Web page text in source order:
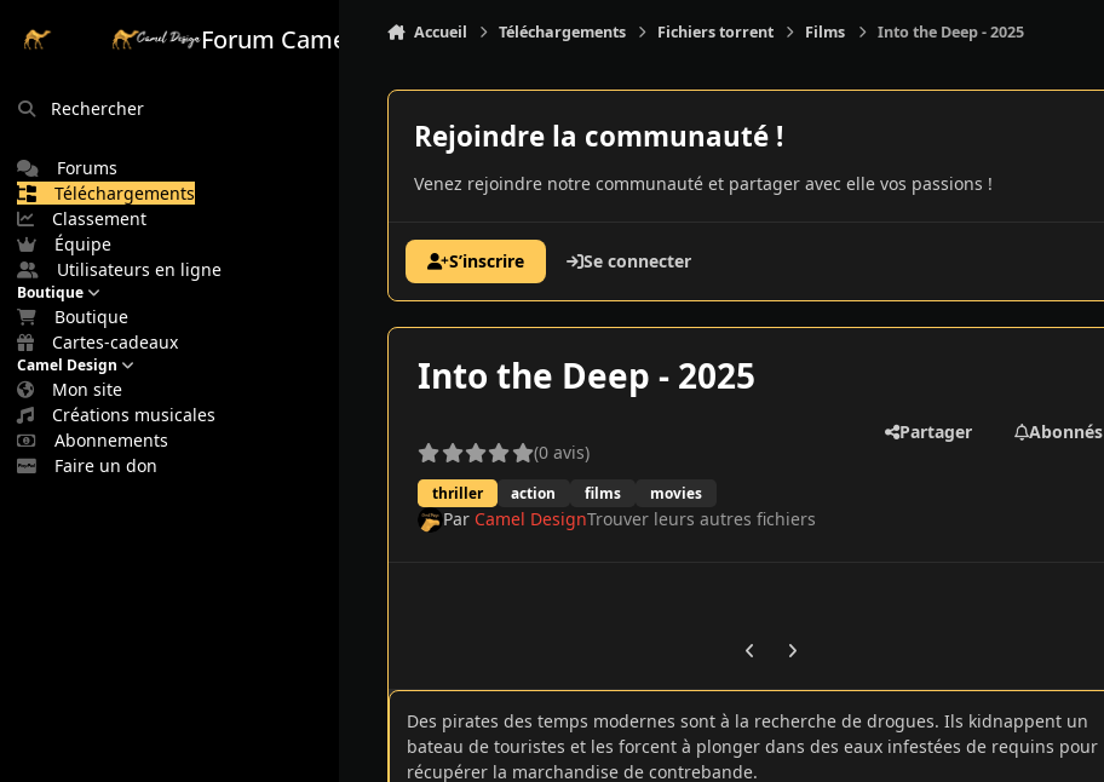
Forum Camel Design
Rechercher
Forums
Téléchargements
Classement
Équipe
Utilisateurs en ligne
Boutique
Boutique
Cartes-cadeaux
Camel Design
Mon site
Créations musicales
Abonnements
Faire un don
Accueil Téléchargements Fichiers torrent Films Into the Deep - 2025
Rejoindre la communauté !
Venez rejoindre notre communauté et partager avec elle vos passions !
S’inscrire Se connecter
Into the Deep - 2025
(0 avis)
thriller action films movies
Partager Abonnés
Par Camel DesignTrouver leurs autres fichiers
Previous carousel slide
Next carousel slide
Des pirates des temps modernes sont à la recherche de drogues. Ils kidnappent un
bateau de touristes et les forcent à plonger dans des eaux infestées de requins pour
récupérer la marchandise de contrebande.